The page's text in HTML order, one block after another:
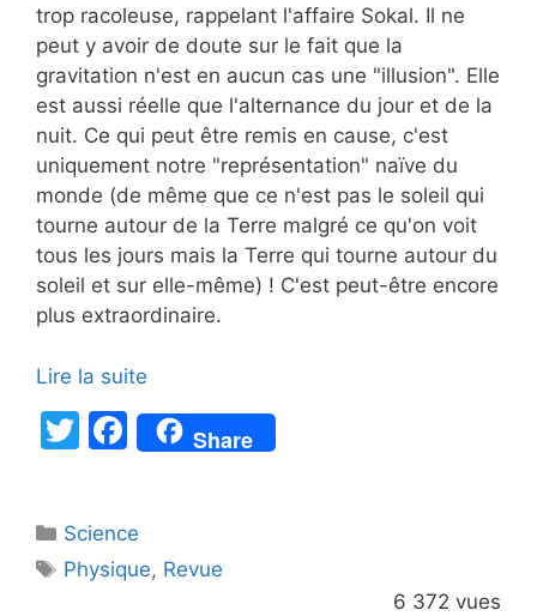
trop racoleuse, rappelant l'affaire Sokal. Il ne
peut y avoir de doute sur le fait que la
gravitation n'est en aucun cas une "illusion". Elle
est aussi réelle que l'alternance du jour et de la
nuit. Ce qui peut être remis en cause, c'est
uniquement notre "représentation" naïve du
monde (de même que ce n'est pas le soleil qui
tourne autour de la Terre malgré ce qu'on voit
tous les jours mais la Terre qui tourne autour du
soleil et sur elle-même) ! C'est peut-être encore
plus extraordinaire.
Lire la suite
T
er
F
a
e
b
Share
Catégories
Science
Étiquettes
Physique, Revue
6 372 vues